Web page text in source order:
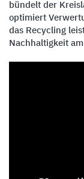
bündelt der
optimiert
das Recycling
Nachhaltigkeit